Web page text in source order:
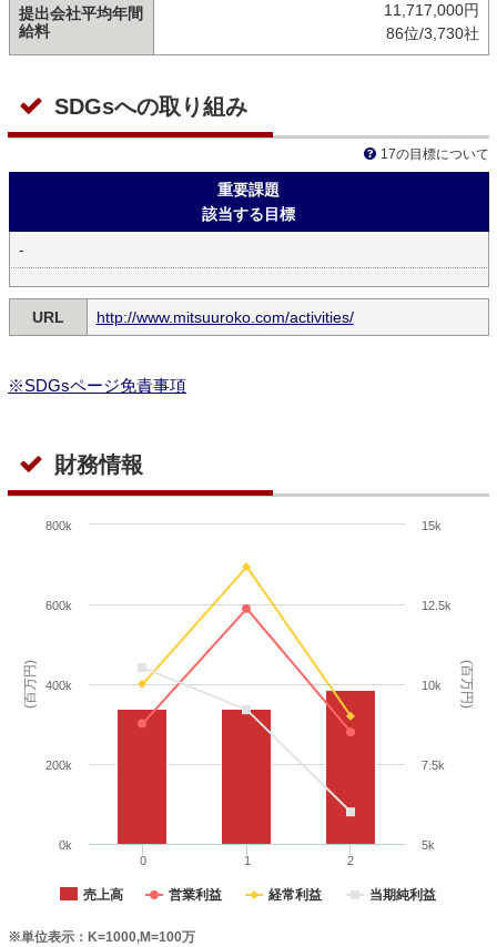
提出会社平均年間
給料
11,717,000円
86位/3,730社
SDGsへの取り組み
17の目標について
重要課題
該当する目標
-
URL http://www.mitsuuroko.com/activities/
※SDGsページ免責事項
財務情報
(百万円) (百万円)
売上高 営業利益 経常利益 当期純利益
0 1 2
0k
200k
400k
600k
800k
5k
7.5k
10k
12.5k
15k
※単位表示：K=1000,M=100万